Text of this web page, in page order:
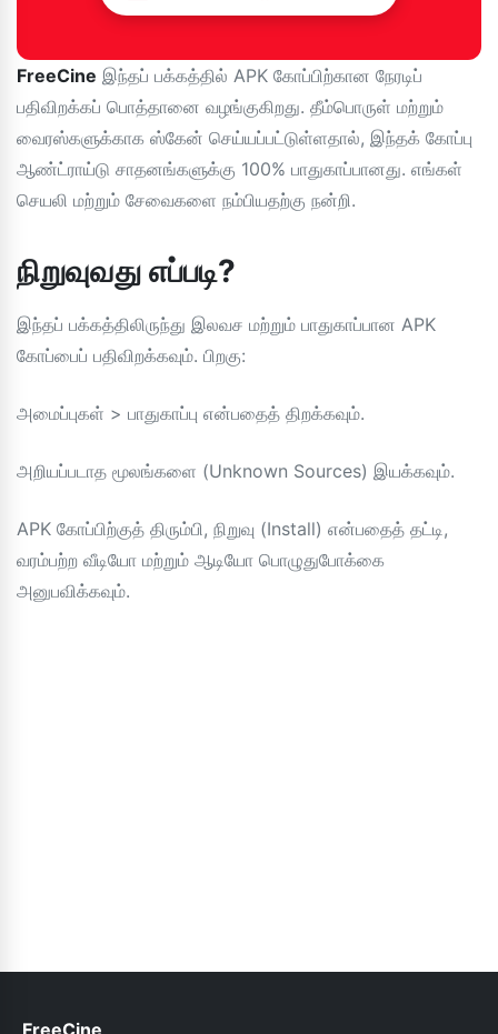
FreeCine இந்தப் பக்கத்தில் APK கோப்பிற்கான நேரடிப்
பதிவிறக்கப் பொத்தானை வழங்குகிறது. தீம்பொருள் மற்றும்
வைரஸ்களுக்காக ஸ்கேன் செய்யப்பட்டுள்ளதால், இந்தக் கோப்பு
ஆண்ட்ராய்டு சாதனங்களுக்கு 100% பாதுகாப்பானது. எங்கள்
செயலி மற்றும் சேவைகளை நம்பியதற்கு நன்றி.
நிறுவுவது எப்படி?
இந்தப் பக்கத்திலிருந்து இலவச மற்றும் பாதுகாப்பான APK
கோப்பைப் பதிவிறக்கவும். பிறகு:
அமைப்புகள் > பாதுகாப்பு என்பதைத் திறக்கவும்.
அறியப்படாத மூலங்களை (Unknown Sources) இயக்கவும்.
APK கோப்பிற்குத் திரும்பி, நிறுவு (Install) என்பதைத் தட்டி,
வரம்பற்ற வீடியோ மற்றும் ஆடியோ பொழுதுபோக்கை
அனுபவிக்கவும்.
FreeCine